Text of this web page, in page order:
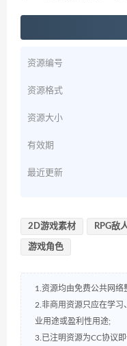
资源编号
资源格式
资源大小
有效期
最近更新
2D游戏素材 RPG敌
游戏角色
1.资源均由免费公共网
2.非商用资源只应在学习
业用途或盈利性用途;
3.已注明资源为CC协议